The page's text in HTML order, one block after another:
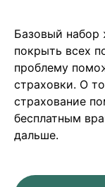
Базовый
покрыть всех
проблему
страховки. О
страхование
бесплатным
дальше.